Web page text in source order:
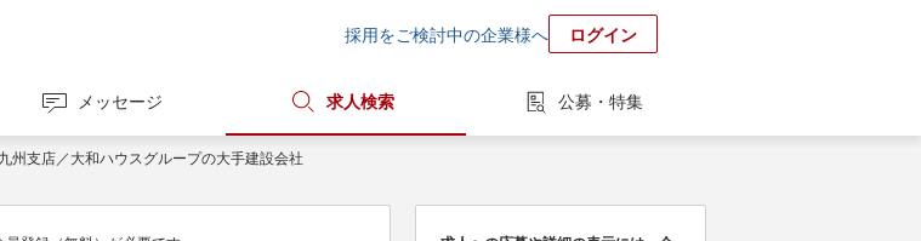
採用をご検討中の企業様へ ログイン
メッセージ 求人検索 公募・特集
州支店／大和ハウスグループの大手建設会社